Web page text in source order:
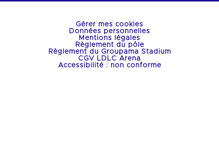
Gérer mes cookies
Données personnelles
Mentions légales
Règlement du pôle
Règlement du Groupama Stadium
CGV LDLC Arena
Accessibilité : non conforme